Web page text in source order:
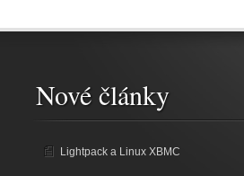
Nové články
Lightpack a Linux XBMC